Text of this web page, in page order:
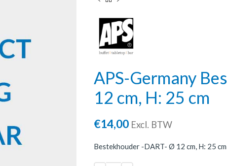
APS-Germany
12 cm, H: 25 cm
€14,00 Excl. BTW
Bestekhouder -DART- Ø 12 cm, H: 25 cm